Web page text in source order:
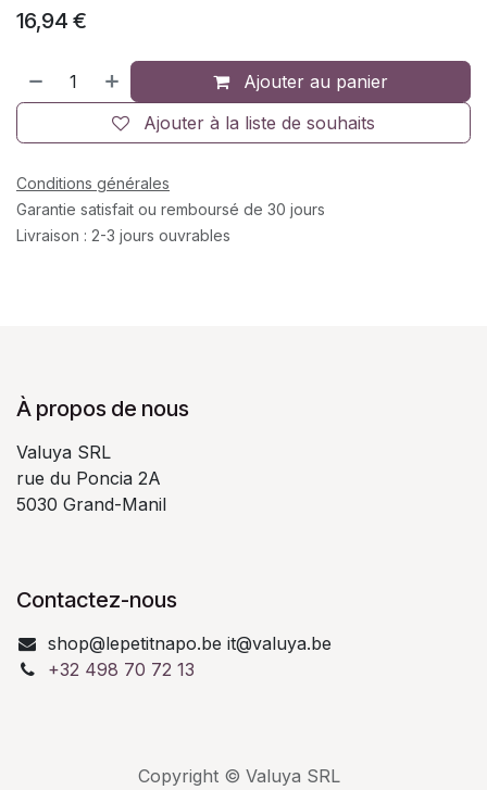
16,94 €
Ajouter au panier
Ajouter à la liste de souhaits
Conditions générales
Garantie satisfait ou remboursé de 30 jours
Livraison : 2-3 jours ouvrables
À propos de nous
Valuya SRL
rue du Poncia 2A
5030 Grand-Manil
Contactez-nous
shop@lepetitnapo.be it@valuya.be
+32 498 70 72 13
Copyright © Valuya SRL